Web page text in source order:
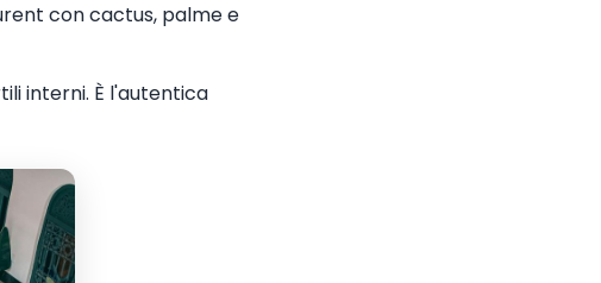
con cactus, palme e
interni. È l'autentica